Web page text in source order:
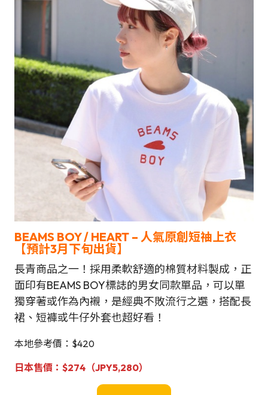
BEAMS BOY / HEART – 人氣原創短䄂上衣
【預計3月下旬出貨】
長青商品之一！採用柔軟舒適的棉質材料製成，正
面印有BEAMS BOY標誌的男女同款單品，可以單
獨穿著或作為內襯，是經典不敗流行之選，搭配長
裙、短褲或牛仔外套也超好看！
本地參考價：$420
日本售價： $274（JPY5,280）